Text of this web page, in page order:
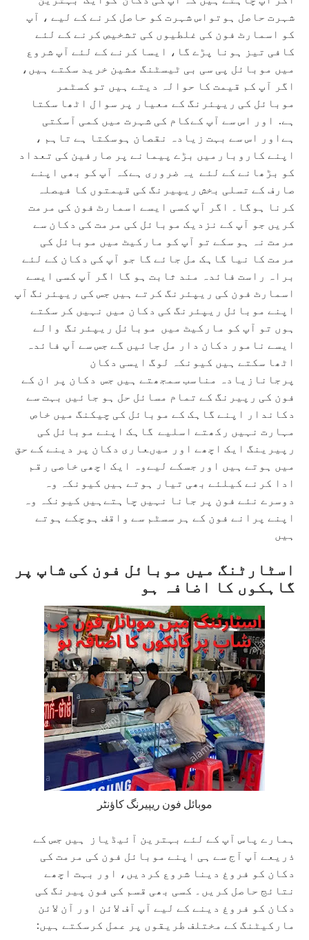
شہرت حاصل ہوتواس شہرت کو حاصل کرنے کے لیے ، آپ
کو اسمارٹ فون کی غلطیوں کی تشخیص کرنے کے لئے
کافی تیز ہونا پڑے گا، ایسا کرنے کے لئے آپ شروع
میں موبائل پی سی بی ٹیسٹنگ مشین خرید سکتے ہیں،
اگر آپ کم قیمت کا حوالہ دیتے ہیں تو کسٹمر
موبائل کی ریپئرنگ کے معیار پر سوال اٹھا سکتا
ہے. اور اس سے آپ کےکام کی شہرت میں کمی آسکتی
ہےاور اس سے بہت زیادہ نقصان ہوسکتا ہے تاہم ،
اپنے کاروبارمیں بڑے پیمانے پر صارفین کی تعداد
کو بڑھانے کے لئے یہ ضروری ہےکہ آپ کو بھی اپنے
صارف کے تسلی بخش ریپیرنگ کی قیمتوں کا فیصلہ
کرنا ہوگا۔ اگر آپ کسی ایسے اسمارٹ فون کی مرمت
کریں جو آپ کے نزدیک موبائل کی مرمت کی دکان سے
مرمت نہ ہو سکے تو آپ کو مارکیٹ میں موبائل کی
مرمت کا نیا گاہک مل جائے گا جو آپ کی دکان کے لئے
براہ راست فائدہ مند ثابت ہو گا اگر آپ کسی ایسے
اسمارٹ فون کی ریپئرنگ کرتے ہیں جس کی ریپئرنگ آپ
اپنے موبائل ریپئرنگ کی دکان میں نہیں کر سکتے
ہوں تو آپ کو مارکیٹ میں موبائل ریپئرنگ والے
ایسے نامور دکان دار مل جائیں گے جس سے آپ فائدہ
اٹھا سکتے ہیں کیونکہ لوگ ایسی دکان
پرجانازیادہ مناسب سمجھتے ہیں جس دکان پر ان کے
فون کی رپیرنگ کے تمام مسائل حل ہو جائیں بہت سے
دکاندار اپنے گاہک کے موبائل کی چیکنگ میں خاص
مہارت نہیں رکھتے اسلیے گاہک اپنے موبائل کی
رپیرینگ ایک اچھے اور میںعاری دکان پر دینے کے حق
میں ہوتے ہیں اور جسکے لیےوہ ایک اچھی خاصی رقم
ادا کرنے کیلئے بھی تیار ہوتے ہیں کیونکہ وہ
دوسرے نئے فون پر جانا نہیں چاہتےہیں کیونکہ وہ
اپنے پرانے فون کے ہر سسٹم سے واقف ہوچکے ہوتے
ہیں
اسٹارٹنگ میں موبائل فون کی شاپ پر
گاہکوں کا اضافہ ہو
موبائل فون ریپیرنگ کاؤنٹر
ہمارے پاس آپ کے لئے بہترین آئیڈیاز ہیں جس کے
ذریعے آپ آج سے ہی اپنے موبائل فون کی مرمت کی
دکان کو فروغ دینا شروع کردیں، اور بہت اچھے
نتائج حاصل کریں۔ کسی بھی قسم کی فون پیرنگ کی
دکان کو فروغ دینے کے لیے آپ آف لائن اور آن لائن
مارکیٹنگ کے مختلف طریقوں پر عمل کرسکتے ہیں: